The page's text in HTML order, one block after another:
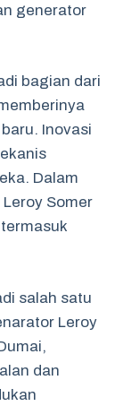
generator
bagian dari
Inovasi
Dalam
Somer
salah satu
Leroy
dan